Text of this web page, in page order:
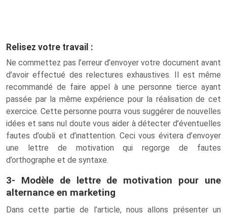
Relisez votre travail :
Ne commettez pas l’erreur d’envoyer votre document avant
d’avoir effectué des relectures exhaustives. Il est même
recommandé de faire appel à une personne tierce ayant
passée par la même expérience pour la réalisation de cet
exercice. Cette personne pourra vous suggérer de nouvelles
idées et sans nul doute vous aider à détecter d’éventuelles
fautes d’oubli et d’inattention. Ceci vous évitera d’envoyer
une lettre de motivation qui regorge de fautes
d’orthographe et de syntaxe.
3- Modèle de lettre de motivation pour une
alternance en marketing
Dans cette partie de l’article, nous allons présenter un